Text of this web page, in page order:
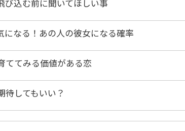
び込む前に聞いてほしい事
になる！あの人の彼女になる確率
ててみる価値がある恋
待してもいい？